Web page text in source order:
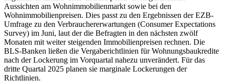
Aussichten am Wohnimmobilienmarkt sowie bei den
Wohnimmobilienpreisen. Dies passt zu den Ergebnissen derEZB-
Umfrage zu den Verbrauchererwartungen (Consumer Expectations
Survey) im Juni, laut der die Befragten in den nächsten zwölf
Monaten mit weiter steigenden Immobilienpreisen rechnen. Die
BLS-Banken ließen die Vergaberichtlinien für Wohnungsbaukredite
nach der Lockerung im Vorquartal nahezu unverändert. Für das
dritte Quartal 2025 planen sie marginale Lockerungen der
Richtlinien.